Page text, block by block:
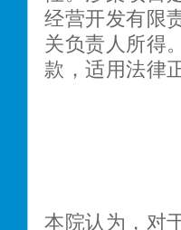
经营开发有限
关负责人所得
款，适用法律
本院认为，对